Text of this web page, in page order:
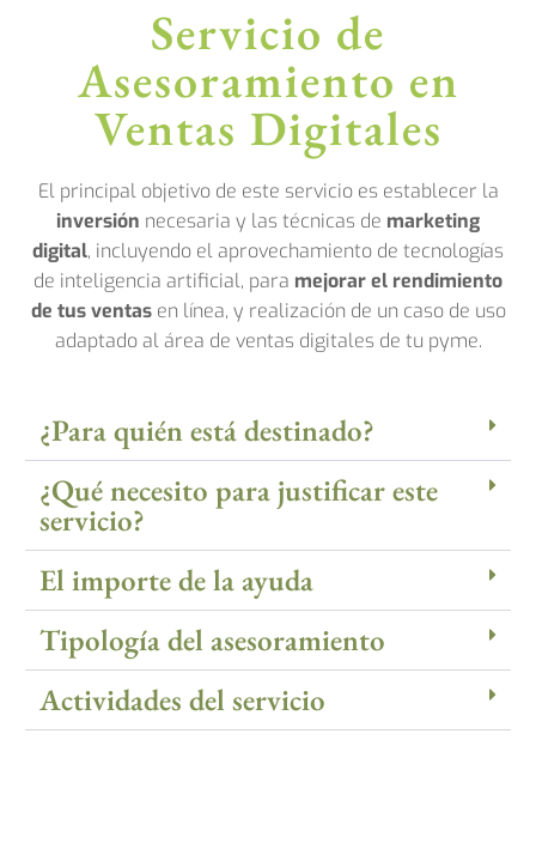
Servicio de
Asesoramiento en
Ventas Digitales
El principal objetivo de este servicio es establecer la
inversión necesaria y las técnicas de marketing
digital, incluyendo el aprovechamiento de tecnologías
de inteligencia artificial, para mejorar el rendimiento
de tus ventasen línea, y realización de un caso de uso
adaptado al área de ventas digitales de tu pyme.
¿Para quién está destinado?
¿Qué necesito para justificar este
servicio?
El importe de la ayuda
Tipología del asesoramiento
Actividades del servicio